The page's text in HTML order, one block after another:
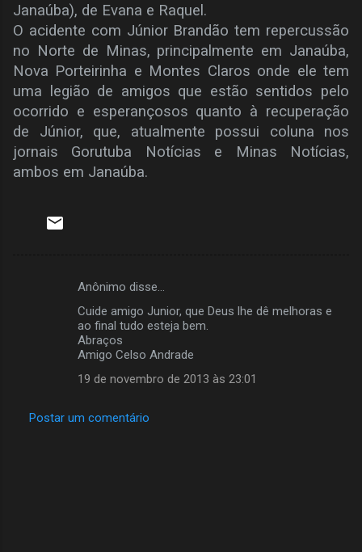
Janaúba), de Evana e Raquel.
O acidente com Júnior Brandão tem repercussão
no Norte de Minas, principalmente em Janaúba,
Nova Porteirinha e Montes Claros onde ele tem
uma legião de amigos que estão sentidos pelo
ocorrido e esperançosos quanto à recuperação
de Júnior, que, atualmente possui coluna nos
jornais Gorutuba Notícias e Minas Notícias,
ambos em Janaúba.
Anônimo disse…
Cuide amigo Junior, que Deus lhe dê melhoras e
ao final tudo esteja bem.
Abraços
Amigo Celso Andrade
19 de novembro de 2013 às 23:01
Postar um comentário